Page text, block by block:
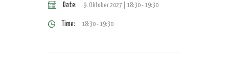
Date: 9. Oktober 2027 | 18:30-19:30
Time: 18:30 - 19:30